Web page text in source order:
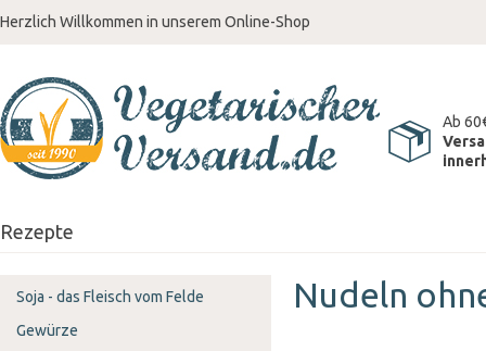
Herzlich Willkommen in unserem Online-Shop
Ab
Rezepte
Nudeln
Soja - das Fleisch vom Felde
Gewürze